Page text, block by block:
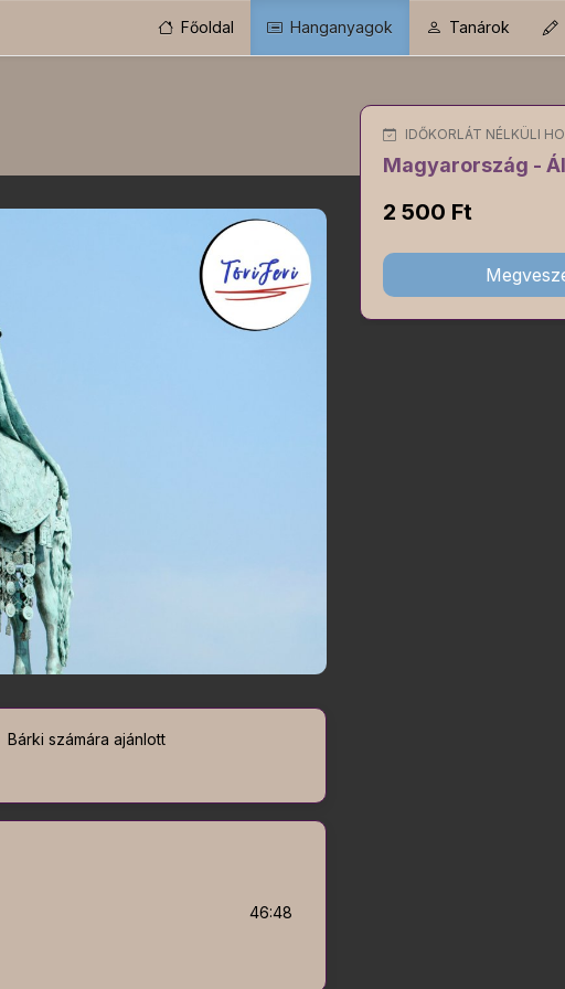
Főoldal Hanganyagok Tanárok
Bárki számára ajánlott
46:48
IDŐKORLÁT NÉLKÜLI
Magyarország -
2 500 Ft